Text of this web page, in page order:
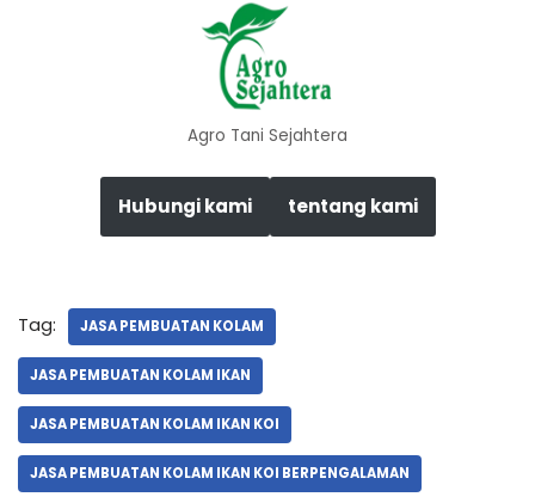
Agro Tani Sejahtera
Hubungi kami tentang kami
Tag: JASA PEMBUATAN KOLAM
JASA PEMBUATAN KOLAM IKAN
JASA PEMBUATAN KOLAM IKAN KOI
JASA PEMBUATAN KOLAM IKAN KOI BERPENGALAMAN